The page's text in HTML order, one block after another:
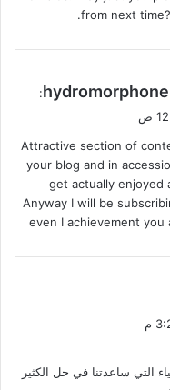
from next
:
Attractive section of
your blog and in
get actually enjoyed
Anyway I will be
even I achievement
التي ساعدتنا في حل الكثير